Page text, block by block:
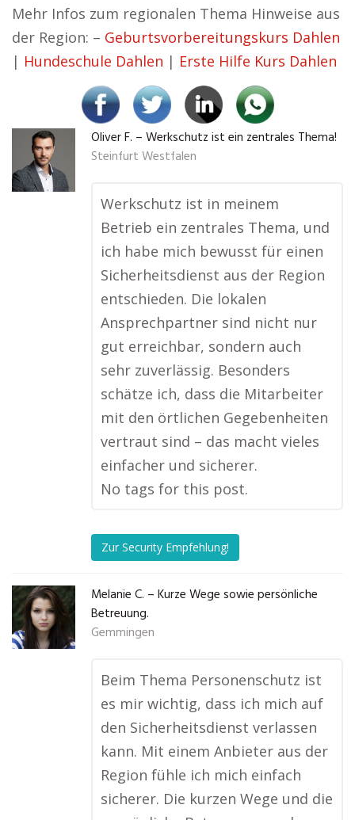
Mehr Infos zum regionalen Thema Hinweise aus
der Region: – Geburtsvorbereitungskurs Dahlen
| Hundeschule Dahlen | Erste Hilfe Kurs Dahlen
Oliver F. – Werkschutz ist ein zentrales Thema!
Steinfurt Westfalen
Werkschutz ist in meinem
Betrieb ein zentrales Thema, und
ich habe mich bewusst für einen
Sicherheitsdienst aus der Region
entschieden. Die lokalen
Ansprechpartner sind nicht nur
gut erreichbar, sondern auch
sehr zuverlässig. Besonders
schätze ich, dass die Mitarbeiter
mit den örtlichen Gegebenheiten
vertraut sind – das macht vieles
einfacher und sicherer.
No tags for this post.
Zur Security Empfehlung!
Melanie C. – Kurze Wege sowie persönliche
Betreuung.
Gemmingen
Beim Thema Personenschutz ist
es mir wichtig, dass ich mich auf
den Sicherheitsdienst verlassen
kann. Mit einem Anbieter aus der
Region fühle ich mich einfach
sicherer. Die kurzen Wege und die